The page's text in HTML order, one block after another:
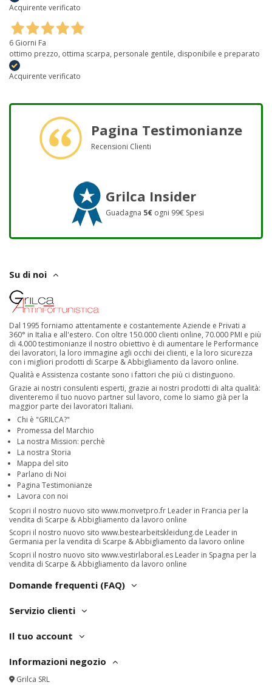
Acquirente verificato
6 Giorni Fa
ottimo prezzo, ottima scarpa, personale gentile, disponibile e preparato
Acquirente verificato
Pagina Testimonianze
Recensioni Clienti
Grilca Insider
Guadagna 5€ ogni 99€ Spesi
Su di noi
Dal 1995 forniamo attentamente e costantemente Aziende e Privati a
360° in Italia e all'estero. Con oltre 150.000 clienti online, 70.000 PMI e più
di 4.000 testimonianze il nostro obiettivo è di aumentare le Performance
dei lavoratori, la loro immagine agli occhi dei clienti, e la loro sicurezza
con i migliori prodotti di Scarpe & Abbigliamento da lavoro online.
Qualità e Assistenza costante sono i fattori che più ci distinguono.
Grazie ai nostri consulenti esperti, grazie ai nostri prodotti di alta qualità:
diventeremo il tuo nuovo partner sul lavoro, come lo siamo già per la
maggior parte dei lavoratori Italiani.
Chi è "GRILCA?"
Promessa del Marchio
La nostra Mission: perchè
La nostra Storia
Mappa del sito
Parlano di Noi
Pagina Testimonianze
Lavora con noi
Scopri il nostro nuovo sito www.monvetpro.fr Leader in Francia per la
vendita di Scarpe & Abbigliamento da lavoro online
Scopri il nostro nuovo sito www.bestearbeitskleidung.de Leader in
Germania per la vendita di Scarpe & Abbigliamento da lavoro online
Scopri il nostro nuovo sito www.vestirlaboral.es Leader in Spagna per la
vendita di Scarpe & Abbigliamento da lavoro online
Domande frequenti (FAQ)
Servizio clienti
Il tuo account
Informazioni negozio
Grilca SRL